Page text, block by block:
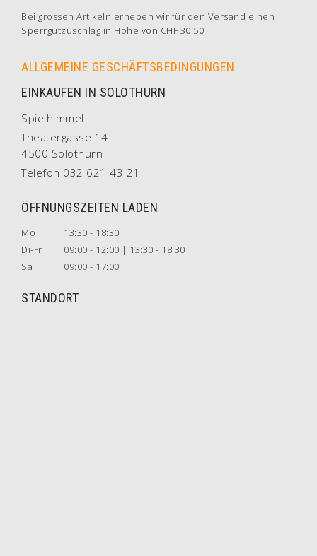
Bei grossen Artikeln erheben wir für den Versand einen
Sperrgutzuschlag in Höhe von CHF 30.50
ALLGEMEINE GESCHÄFTSBEDINGUNGEN
EINKAUFEN IN SOLOTHURN
Spielhimmel
Theatergasse 14
4500 Solothurn
Telefon 032 621 43 21
ÖFFNUNGSZEITEN LADEN
Mo
13:30 - 18:30
Di-Fr
09:00 - 12:00 | 13:30 - 18:30
Sa
09:00 - 17:00
STANDORT